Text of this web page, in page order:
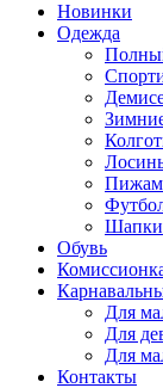
Новинки
Одежда
Шапки
Обувь
Для
Для
Для
Контакты